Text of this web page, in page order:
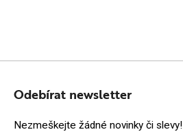
Z
Odebírat newsletter
Nezmeškejte žádné novinky či slevy!